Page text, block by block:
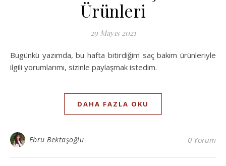
Ürünleri
29 Mayıs 2021
Bugünkü yazımda, bu hafta bitirdiğim saç bakım ürünleriyle
ilgili yorumlarımı, sizinle paylaşmak istedim.
DAHA FAZLA OKU
Ebru Bektaşoğlu 0 Yorum